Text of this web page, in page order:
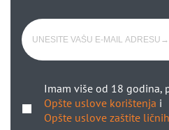
Imam više od 18 godina,
Opšte uslove korištenja i
Opšte uslove zaštite